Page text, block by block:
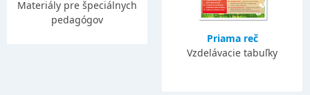
Materiály pre špeciálnych
pedagógov
Priama reč
Vzdelávacie tabuľky